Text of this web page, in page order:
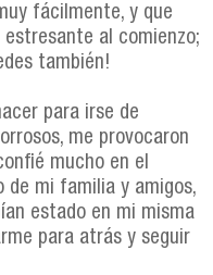
fácilmente, y que
al comienzo;
también!
para irse de
me provocaron
mucho en el
de mi familia y amigos,
estado en mi misma
para atrás y seguir